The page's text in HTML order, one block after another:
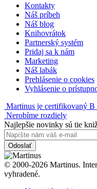
Kontakty
Náš príbeh
Náš blog
Knihovrátok
Partnerský systém
Pridaj sa k nám
Marketing
Náš labák
Prehlásenie o cookies
Vyhlásenie o
Martinus je certifikovaný B
Nerobíme rozdiely
Najlepšie novinky sú tie
Odoslať
© 2000-2026 Martinus.
vyhradené.